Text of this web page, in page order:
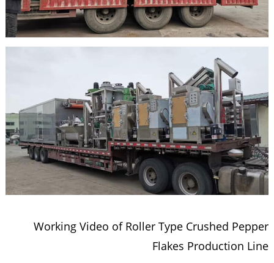
Working Video of Roller Type Crushed Pepper
Flakes Production Line